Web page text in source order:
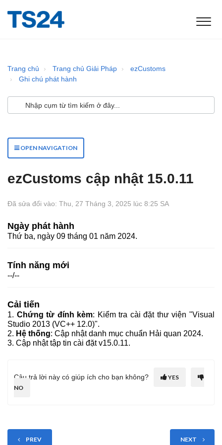
Trang chủ Trang chủ Giải Pháp
ezCustoms
Ghi chú phát hành
OPEN NAVIGATION
ezCustoms cập nhật 15.0.11
Đã sửa đổi vào: Thu, 27 Tháng 3, 2025 lúc 8:25 SA
Ngày phát hành
Thứ ba, ngày 09 tháng 01 năm 2024.
Tính năng mới
--/--
Cải tiến
1. Chứng từ đính kèm: Kiểm tra cài đặt thư viện "Visual
Studio 2013 (VC++ 12.0)".
2. Hệ thống: Cập nhật danh mục chuẩn Hải quan 2024.
3. Cập nhật tập tin cài đặt v15.0.11.
Câu trả lời này có giúp ích cho bạn không?
YES
NO
PREV NEXT